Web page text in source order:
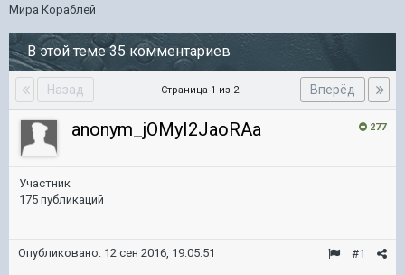
Мира Кораблей
В этой теме 35 комментариев
Назад Вперёд
Страница 1 из 2
277
anonym_jOMyI2JaoRAa
Участник
175 публикаций
#1
Опубликовано: 12 сен 2016, 19:05:51